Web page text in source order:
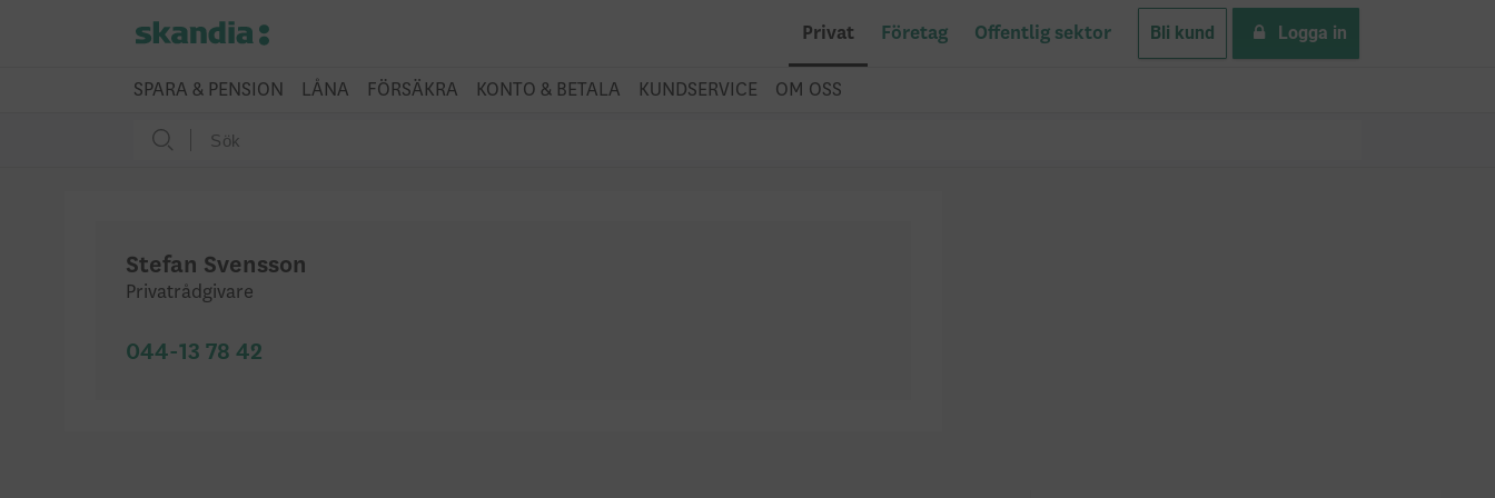
Privat Företag Offentlig sektor Bli kund Logga in
SPARA & PENSION LÅNA FÖRSÄKRA KONTO & BETALA KUNDSERVICE OM OSS
Stefan Svensson
Privatrådgivare
044-13 78 42